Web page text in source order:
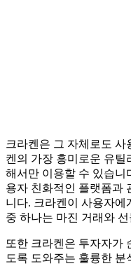
크라켄은 그 자체로도
켄의 가장 흥미로운 유틸
해서만 이용할 수 있습니
용자 친화적인 플랫폼과
니다. 크라켄이 사용자에
중 하나는 마진 거래와
또한 크라켄은 투자자가
도록 도와주는 훌륭한